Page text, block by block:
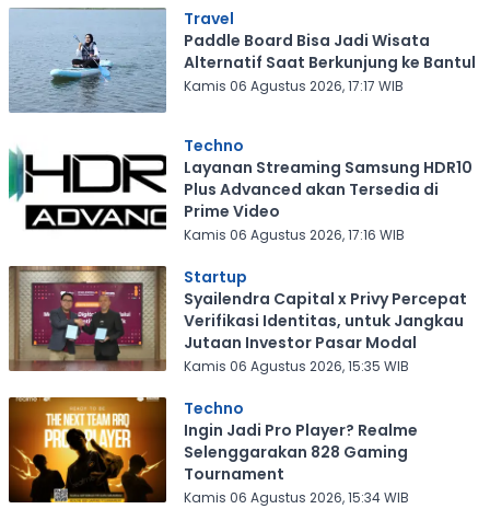
Travel
Paddle Board Bisa Jadi Wisata
Alternatif Saat Berkunjung ke Bantul
Kamis 06 Agustus 2026, 17:17 WIB
Techno
Layanan Streaming Samsung HDR10
Plus Advanced akan Tersedia di
Prime Video
Kamis 06 Agustus 2026, 17:16 WIB
Startup
Syailendra Capital x Privy Percepat
Verifikasi Identitas, untuk Jangkau
Jutaan Investor Pasar Modal
Kamis 06 Agustus 2026, 15:35 WIB
Techno
Ingin Jadi Pro Player? Realme
Selenggarakan 828 Gaming
Tournament
Kamis 06 Agustus 2026, 15:34 WIB